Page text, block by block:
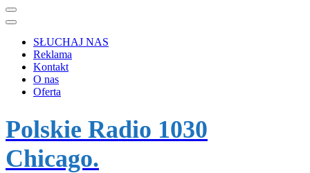
SŁUCHAJ NAS
Reklama
Kontakt
O nas
Oferta
Polskie Radio 1030
Chicago.